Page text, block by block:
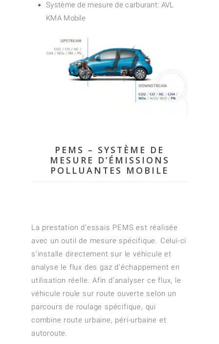
Système de mesure de carburant: AVL
KMA Mobile
PEMS – SYSTÈME DE
MESURE D’ÉMISSIONS
POLLUANTES MOBILE
La prestation d’essais PEMS est réalisée
avec un outil de mesure spécifique. Celui-ci
s’installe directement sur le véhicule et
analyse le flux des gaz d’échappement en
utilisation réelle. Afin d’analyser ce flux, le
véhicule roule sur route ouverte selon un
parcours de roulage spécifique, qui
combine route urbaine, péri-urbaine et
autoroute.